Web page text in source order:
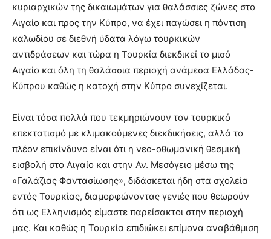
κυριαρχικών της δικαιωμάτων για θαλάσσιες ζώνες στο
Αιγαίο και προς την Κύπρο, να έχει παγώσει η πόντιση
καλωδίου σε διεθνή ύδατα λόγω τουρκικών
αντιδράσεων και τώρα η Τουρκία διεκδικεί το μισό
Αιγαίο και όλη τη θαλάσσια περιοχή ανάμεσα Ελλάδας-
Κύπρου καθώς η κατοχή στην Κύπρο συνεχίζεται.
Είναι τόσα πολλά που τεκμηριώνουν τον τουρκικό
επεκτατισμό με κλιμακούμενες διεκδικήσεις, αλλά το
πλέον επικίνδυνο είναι ότι η νεο-οθωμανική θεσμική
εισβολή στο Αιγαίο και στην Αν. Μεσόγειο μέσω της
«Γαλάζιας Φαντασίωσης», διδάσκεται ήδη στα σχολεία
εντός Τουρκίας, διαμορφώνοντας γενιές που θεωρούν
ότι ως Ελληνισμός είμαστε παρείσακτοι στην περιοχή
μας. Και καθώς η Τουρκία επιδιώκει επίμονα αναβάθμιση